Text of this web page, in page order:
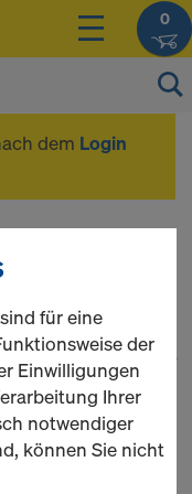
0
dem Login
1
für eine
der
Einwilligungen
Ihrer
notwendiger
können Sie nicht